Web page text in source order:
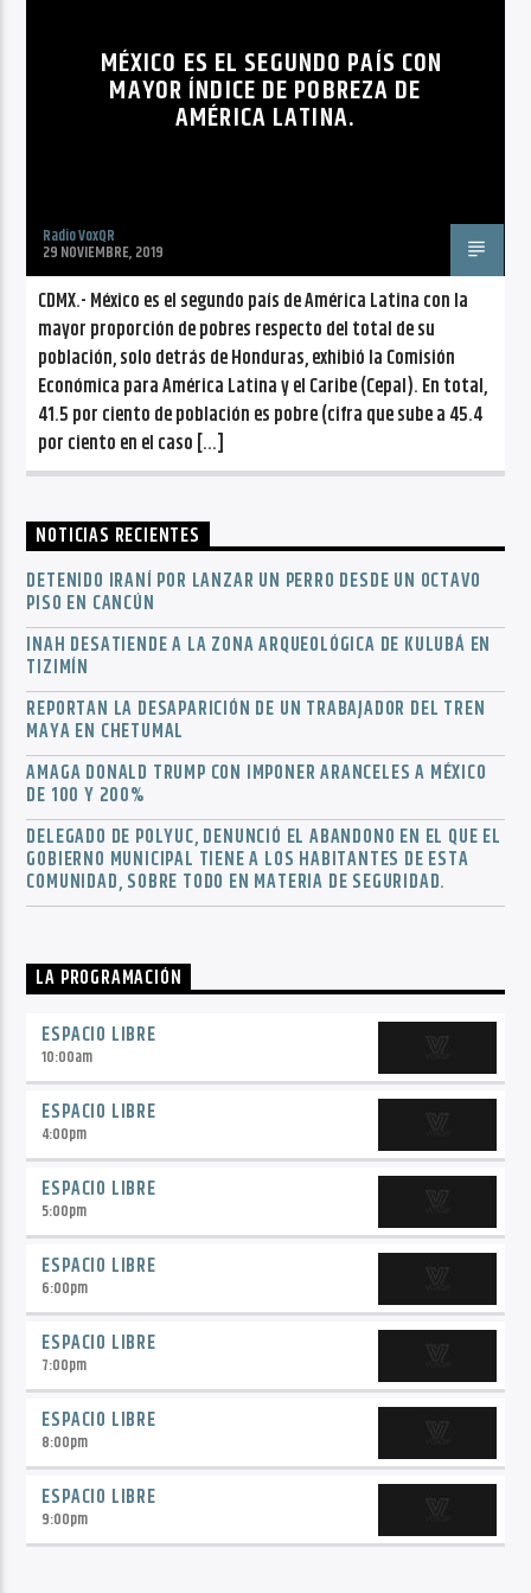
NO TITLES AVAILABLE
Radio VoxQR
MÉXICO ES EL SEGUNDO PAÍS CON
MAYOR ÍNDICE DE POBREZA DE
AMÉRICA LATINA.
Radio VoxQR
29 NOVIEMBRE, 2019
CDMX.- México es el segundo país de América Latina con la
mayor proporción de pobres respecto del total de su
población, solo detrás de Honduras, exhibió la Comisión
Económica para América Latina y el Caribe (Cepal). En total,
41.5 por ciento de población es pobre (cifra que sube a 45.4
por ciento en el caso […]
NOTICIAS RECIENTES
DETENIDO IRANÍ POR LANZAR UN PERRO DESDE UN OCTAVO
PISO EN CANCÚN
INAH DESATIENDE A LA ZONA ARQUEOLÓGICA DE KULUBÁ EN
TIZIMÍN
REPORTAN LA DESAPARICIÓN DE UN TRABAJADOR DEL TREN
MAYA EN CHETUMAL
AMAGA DONALD TRUMP CON IMPONER ARANCELES A MÉXICO
DE 100 Y 200%
DELEGADO DE POLYUC, DENUNCIÓ EL ABANDONO EN EL QUE EL
GOBIERNO MUNICIPAL TIENE A LOS HABITANTES DE ESTA
COMUNIDAD, SOBRE TODO EN MATERIA DE SEGURIDAD.
LA PROGRAMACIÓN
ESPACIO LIBRE
10:00am
ESPACIO LIBRE
4:00pm
ESPACIO LIBRE
5:00pm
ESPACIO LIBRE
6:00pm
ESPACIO LIBRE
7:00pm
ESPACIO LIBRE
8:00pm
ESPACIO LIBRE
9:00pm